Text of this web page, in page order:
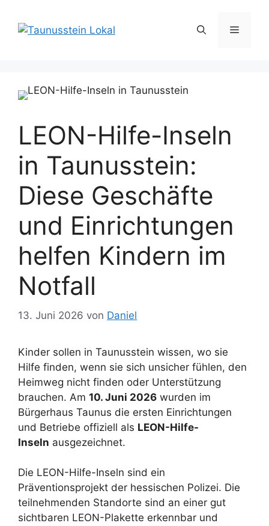
Inhalt
springen
Menü
LEON-Hilfe-Inseln
in Taunusstein:
Diese Geschäfte
und Einrichtungen
helfen Kindern im
Notfall
13. Juni 2026 von Daniel
Kinder sollen in Taunusstein wissen, wo sie
Hilfe finden, wenn sie sich unsicher fühlen, den
Heimweg nicht finden oder Unterstützung
brauchen. Am 10. Juni 2026 wurden im
Bürgerhaus Taunus die ersten Einrichtungen
und Betriebe offiziell als LEON-Hilfe-
Inseln ausgezeichnet.
Die LEON-Hilfe-Inseln sind ein
Präventionsprojekt der hessischen Polizei. Die
teilnehmenden Standorte sind an einer gut
sichtbaren LEON-Plakette erkennbar und